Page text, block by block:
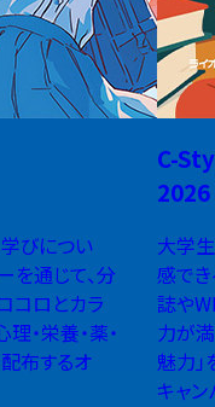
びについ
を通じて、分
コロとカラ
・栄養・薬・
布するオ
C-
2026
大学
感でき
誌や
力が
魅力
キャ